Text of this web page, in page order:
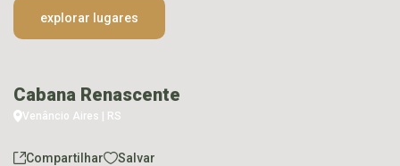
explorar lugares
Cabana Renascente
Venâncio Aires | RS
Compartilhar Salvar